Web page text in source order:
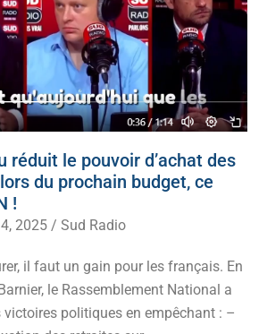
réduit le pouvoir d’achat des
du prochain budget, ce
!
2025 / Sud Radio
il faut un gain pour les français. En
le Rassemblement National a
victoires politiques en empêchant : –